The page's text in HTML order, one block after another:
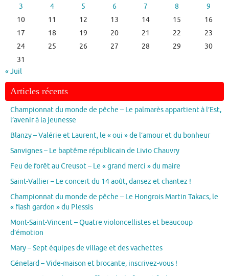
3
4 5 6 7 8
9
10
11 12 13 14 15
16
17
18 19 20 21 22
23
24
25 26 27 28 29
30
31
« Juil
Articles récents
Championnat du monde de pêche – Le palmarès appartient à l’Est,
l’avenir à la jeunesse
Blanzy – Valérie et Laurent, le « oui » de l’amour et du bonheur
Sanvignes – Le baptême républicain de Livio Chauvry
Feu de forêt au Creusot – Le « grand merci » du maire
Saint-Vallier – Le concert du 14 août, dansez et chantez !
Championnat du monde de pêche – Le Hongrois Martin Takacs, le
« flash gardon » du Plessis
Mont-Saint-Vincent – Quatre violoncellistes et beaucoup
d’émotion
Mary – Sept équipes de village et des vachettes
Génelard – Vide-maison et brocante, inscrivez-vous !